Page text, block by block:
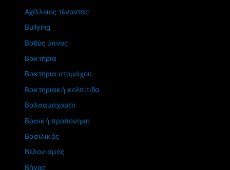
Αχίλλειος τένοντας
Βullying
Βαθύς ύπνος
Βακτήρια
Βακτήρια στομάχου
Βακτηριακή κολπίτιδα
Βαλσαμόχορτο
Βασική προπόνηση
Βασιλικός
Βελονισμός
Βήχας